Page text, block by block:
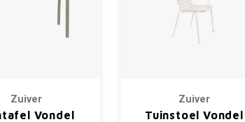
Zuiver
Vondel
Zuiver
Tuinstoel Vondel